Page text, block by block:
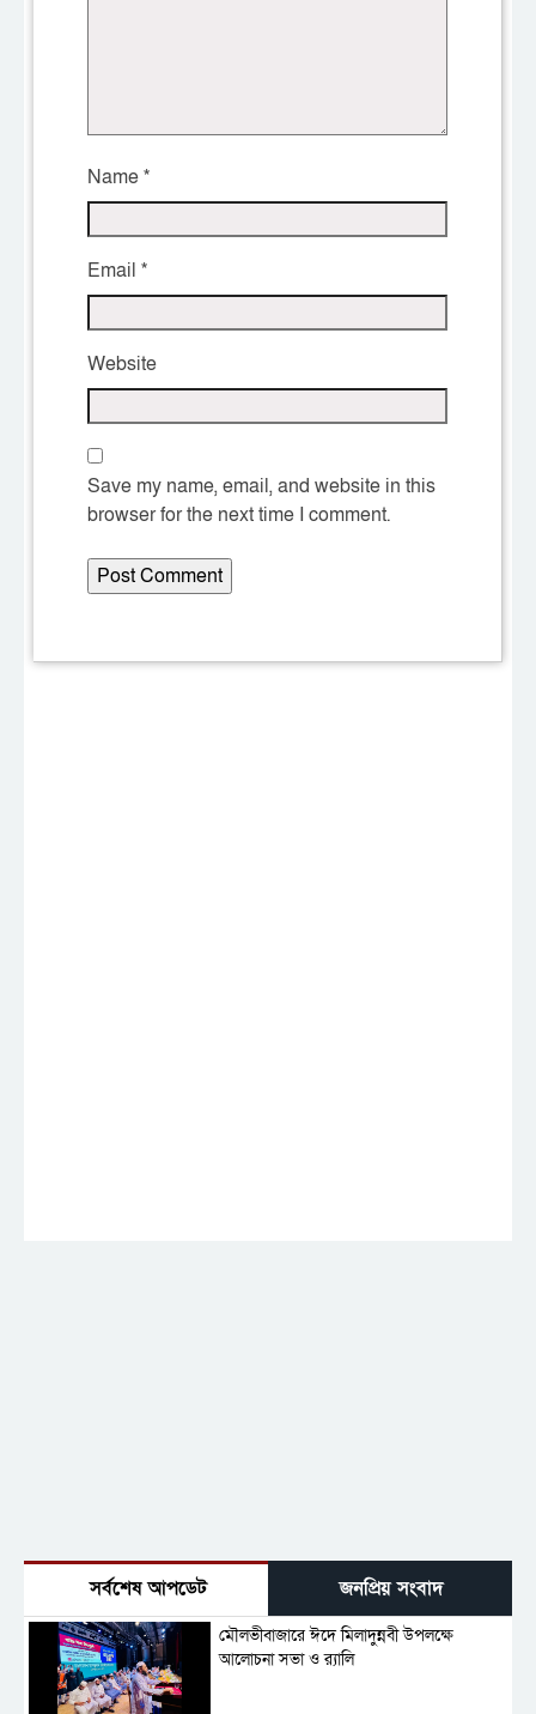
Name*
Email *
Website
Save my name, email, and website in this
browser for the next time I comment.
সর্বশেষ আপডেট জনপ্রিয় সংবাদ
মৌলভীবাজারে ঈদে মিলাদুন্নবী উপলক্ষে
আলোচনা সভা ও র‍্যালি